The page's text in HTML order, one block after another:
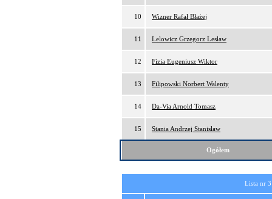
10 Wizner Rafał Błażej
11 Lelowicz Grzegorz Lesław
12 Fizia Eugeniusz Wiktor
13 Filipowski Norbert Walenty
14 Da-Via Arnold Tomasz
15 Stania Andrzej Stanisław
Ogółem
Lista nr